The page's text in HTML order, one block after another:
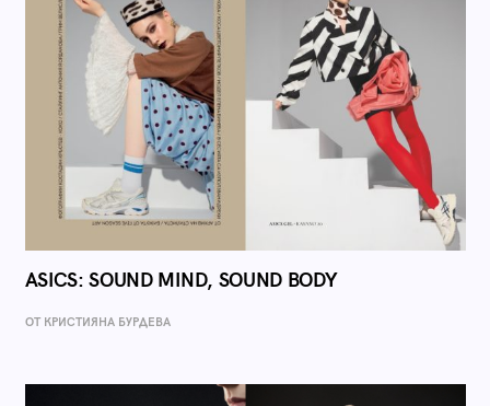
ASICS: SOUND MIND, SOUND BODY
ОТ КРИСТИЯНА БУРДЕВА